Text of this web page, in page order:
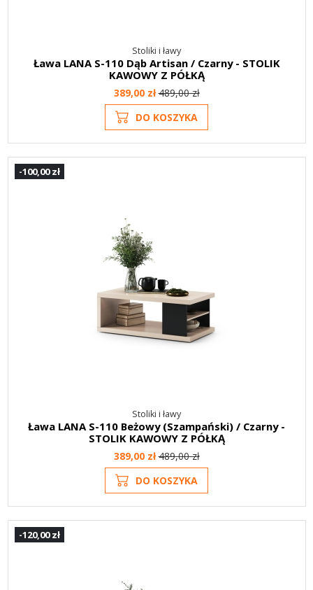
Stoliki i ławy
Ława LANA S-110 Dąb Artisan / Czarny - STOLIK
KAWOWY Z PÓŁKĄ
389,00 zł489,00 zł
DO KOSZYKA
-100,00 zł
Stoliki i ławy
Ława LANA S-110 Beżowy (Szampański) / Czarny -
STOLIK KAWOWY Z PÓŁKĄ
389,00 zł489,00 zł
DO KOSZYKA
-120,00 zł